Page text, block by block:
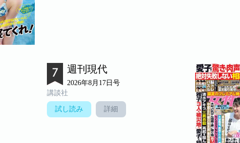
週刊現代
2026年8月17日号
講談社
試し読み 詳細